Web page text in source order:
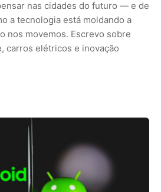
nas cidades do futuro — e de
a tecnologia está moldando a
nos movemos. Escrevo sobre
carros elétricos e inovação